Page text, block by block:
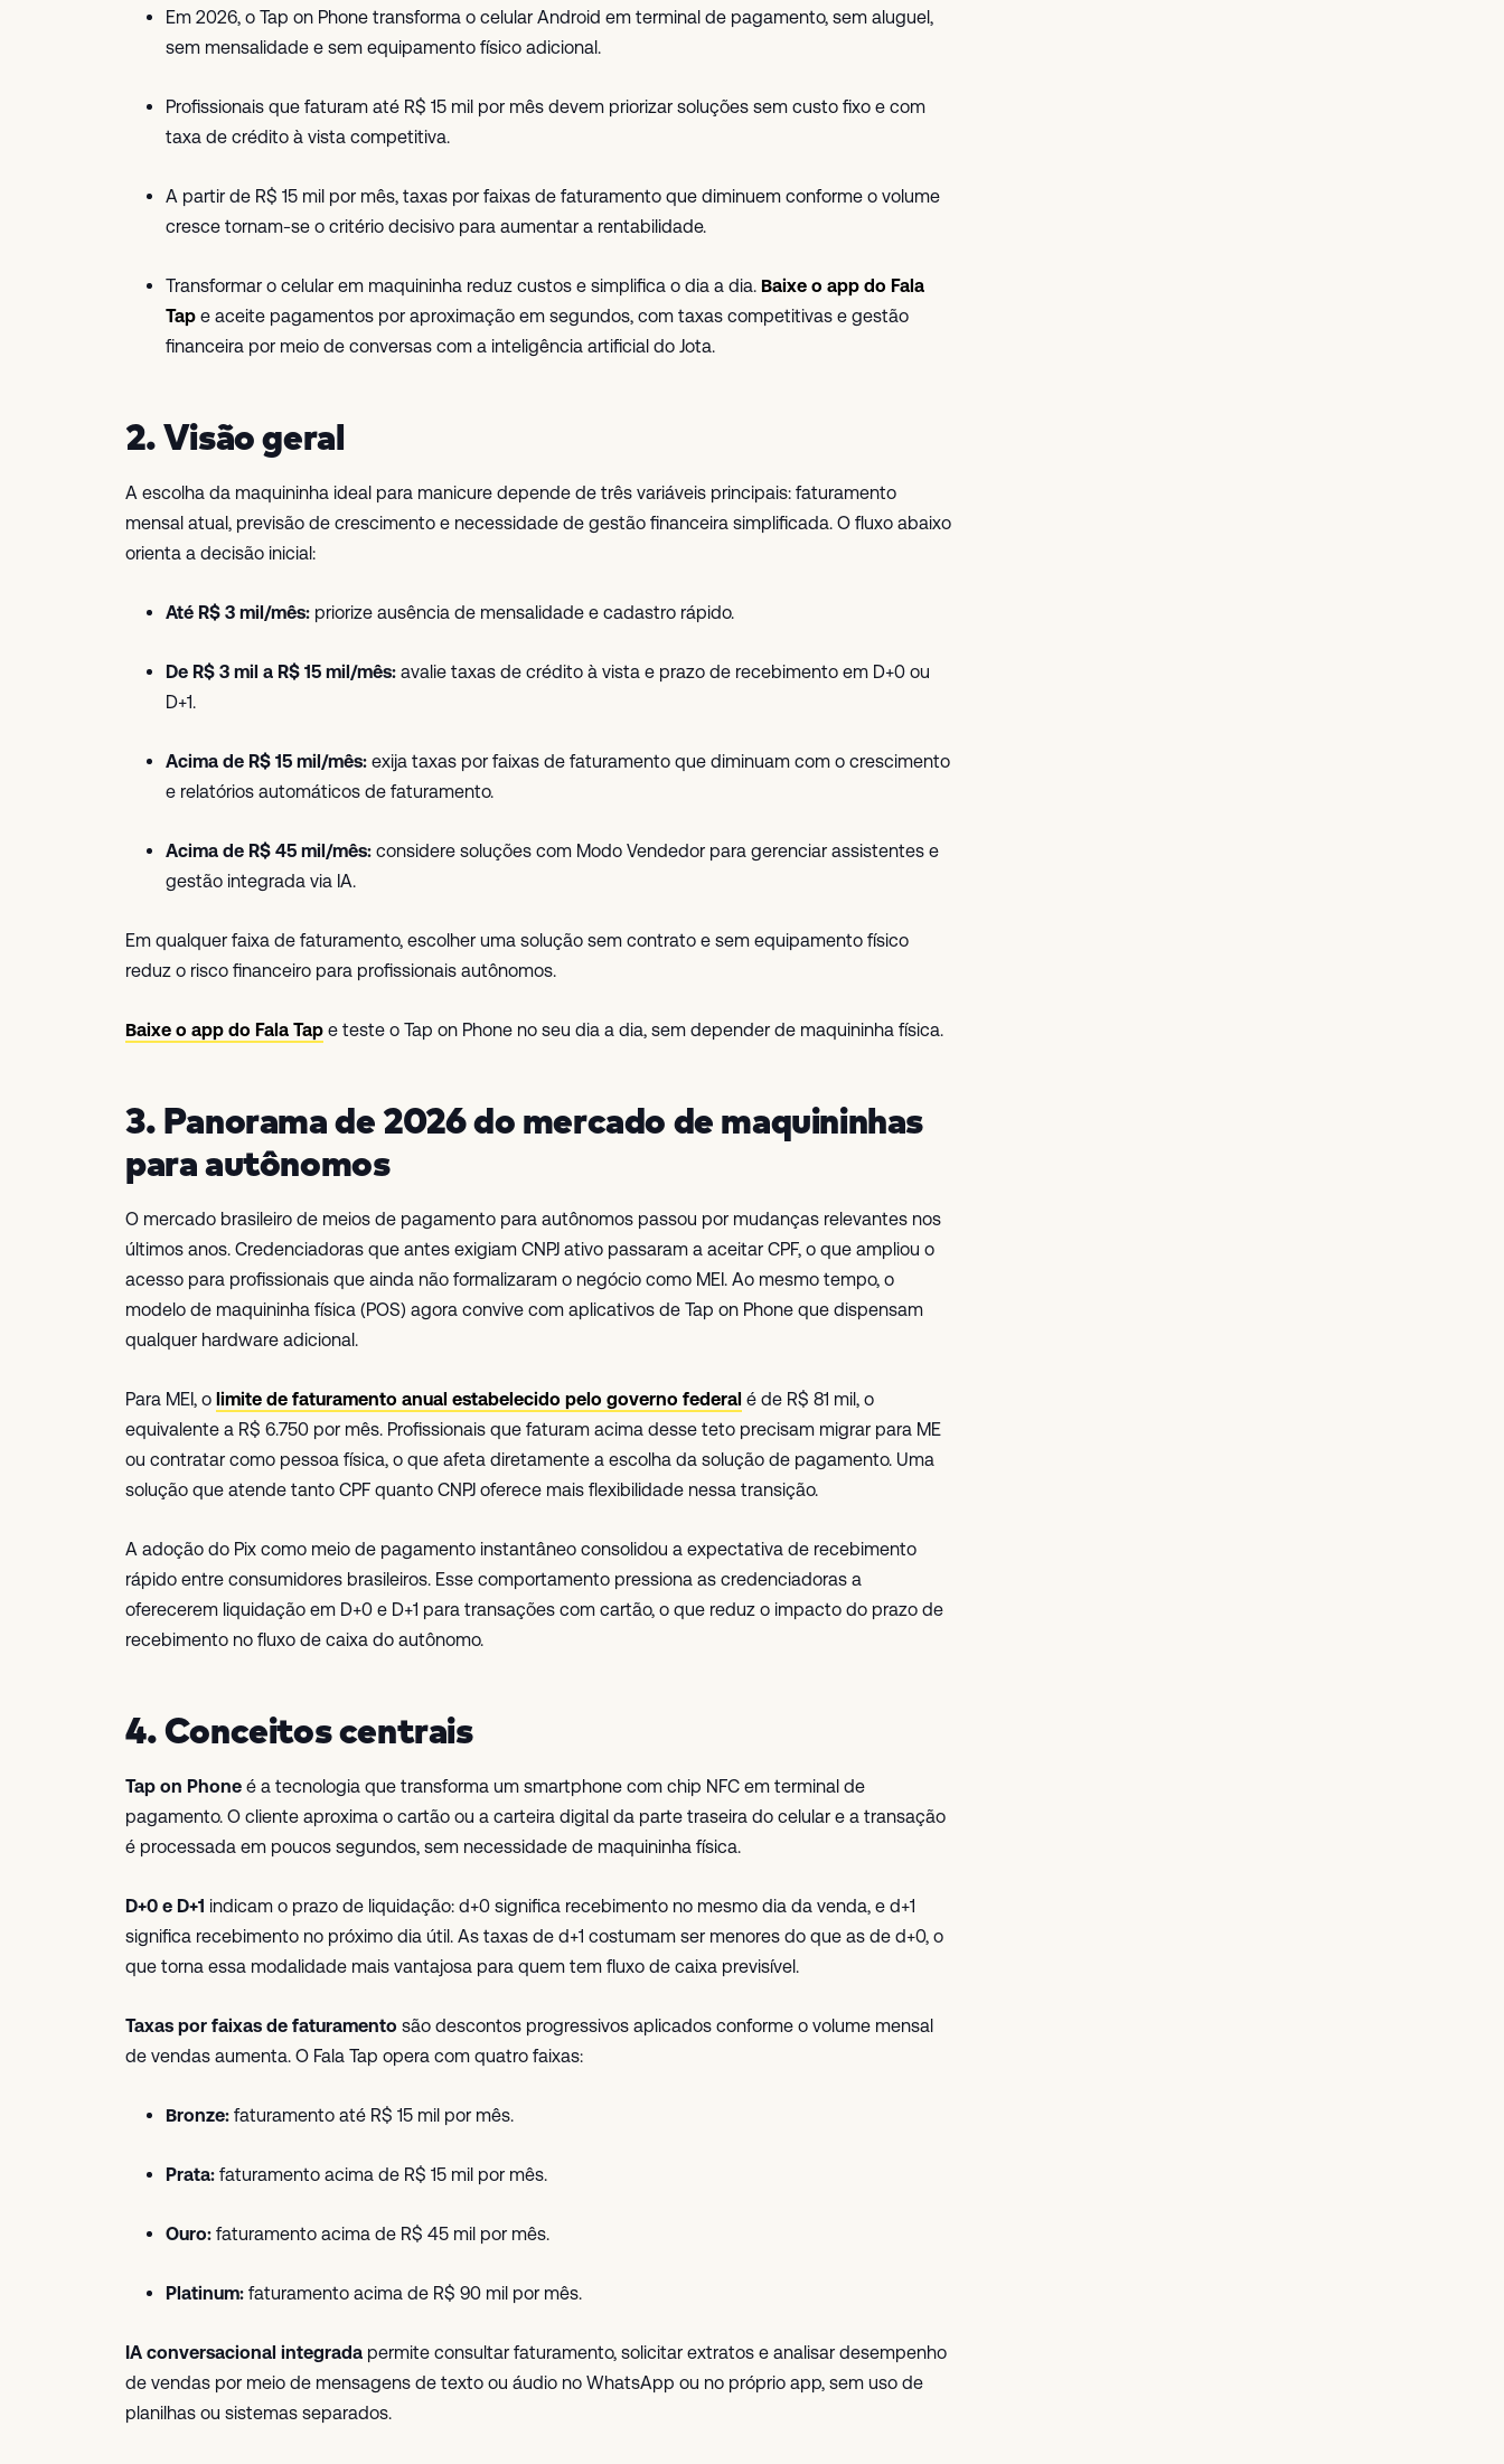
Em 2026, o Tap on Phone transforma o celular Android em terminal de pagamento, sem aluguel,
sem mensalidade e sem equipamento físico adicional.
Profissionais que faturam até R$ 15 mil por mês devem priorizar soluções sem custo fixo e com
taxa de crédito à vista competitiva.
A partir de R$ 15 mil por mês, taxas por faixas de faturamento que diminuem conforme o volume
cresce tornam-se o critério decisivo para aumentar a rentabilidade.
Transformar o celular em maquininha reduz custos e simplifica o dia a dia. Baixe o app do Fala
Tap e aceite pagamentos por aproximação em segundos, com taxas competitivas e gestão
financeira por meio de conversas com a inteligência artificial do Jota.
2. Visão geral
A escolha da maquininha ideal para manicure depende de três variáveis principais: faturamento
mensal atual, previsão de crescimento e necessidade de gestão financeira simplificada. O fluxo abaixo
orienta a decisão inicial:
Até R$ 3 mil/mês: priorize ausência de mensalidade e cadastro rápido.
De R$ 3 mil a R$ 15 mil/mês: avalie taxas de crédito à vista e prazo de recebimento em D+0 ou
D+1.
Acima de R$ 15 mil/mês: exija taxas por faixas de faturamento que diminuam com o crescimento
e relatórios automáticos de faturamento.
Acima de R$ 45 mil/mês: considere soluções com Modo Vendedor para gerenciar assistentes e
gestão integrada via IA.
Em qualquer faixa de faturamento, escolher uma solução sem contrato e sem equipamento físico
reduz o risco financeiro para profissionais autônomos.
Baixe o app do Fala Tap e teste o Tap on Phone no seu dia a dia, sem depender de maquininha física.
3. Panorama de 2026 do mercado de maquininhas
para autônomos
O mercado brasileiro de meios de pagamento para autônomos passou por mudanças relevantes nos
últimos anos. Credenciadoras que antes exigiam CNPJ ativo passaram a aceitar CPF, o que ampliou o
acesso para profissionais que ainda não formalizaram o negócio como MEI. Ao mesmo tempo, o
modelo de maquininha física (POS) agora convive com aplicativos de Tap on Phone que dispensam
qualquer hardware adicional.
Para MEI, o limite de faturamento anual estabelecido pelo governo federal é de R$ 81 mil, o
equivalente a R$ 6.750 por mês. Profissionais que faturam acima desse teto precisam migrar para ME
ou contratar como pessoa física, o que afeta diretamente a escolha da solução de pagamento. Uma
solução que atende tanto CPF quanto CNPJ oferece mais flexibilidade nessa transição.
A adoção do Pix como meio de pagamento instantâneo consolidou a expectativa de recebimento
rápido entre consumidores brasileiros. Esse comportamento pressiona as credenciadoras a
oferecerem liquidação em D+0 e D+1 para transações com cartão, o que reduz o impacto do prazo de
recebimento no fluxo de caixa do autônomo.
4. Conceitos centrais
Tap on Phone é a tecnologia que transforma um smartphone com chip NFC em terminal de
pagamento. O cliente aproxima o cartão ou a carteira digital da parte traseira do celular e a transação
é processada em poucos segundos, sem necessidade de maquininha física.
D+0 e D+1 indicam o prazo de liquidação: d+0 significa recebimento no mesmo dia da venda, e d+1
significa recebimento no próximo dia útil. As taxas de d+1 costumam ser menores do que as de d+0, o
que torna essa modalidade mais vantajosa para quem tem fluxo de caixa previsível.
Taxas por faixas de faturamento são descontos progressivos aplicados conforme o volume mensal
de vendas aumenta. O Fala Tap opera com quatro faixas:
Bronze: faturamento até R$ 15 mil por mês.
Prata: faturamento acima de R$ 15 mil por mês.
Ouro: faturamento acima de R$ 45 mil por mês.
Platinum: faturamento acima de R$ 90 mil por mês.
IA conversacional integrada permite consultar faturamento, solicitar extratos e analisar desempenho
de vendas por meio de mensagens de texto ou áudio no WhatsApp ou no próprio app, sem uso de
planilhas ou sistemas separados.